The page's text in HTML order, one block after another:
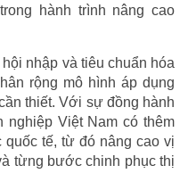
hành trình nâng cao
nhập và tiêu chuẩn hóa
rộng mô hình áp dụng
thiết. Với sự đồng hành
nghiệp Việt Nam có thêm
tế, từ đó nâng cao vị
từng bước chinh phục thị